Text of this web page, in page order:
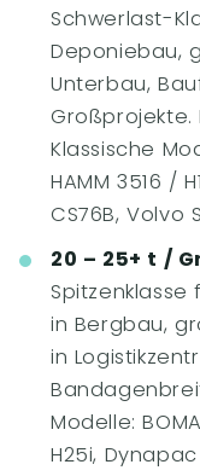
Schwerlast-
Deponiebau,
Unterbau,
Großprojekte.
Klassische
HAMM 3516 /
CS76B, Volvo
20 – 25+ t /
in Bergbau,
in
Modelle:
H25i,